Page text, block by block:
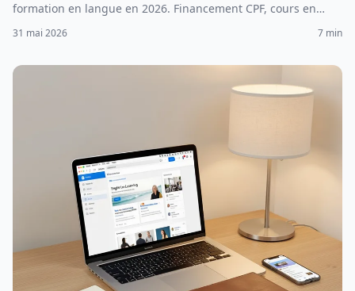
formation en langue en 2026. Financement CPF, cours en
ligne, intensifs et conseils pratiques.
31 mai 2026 7 min